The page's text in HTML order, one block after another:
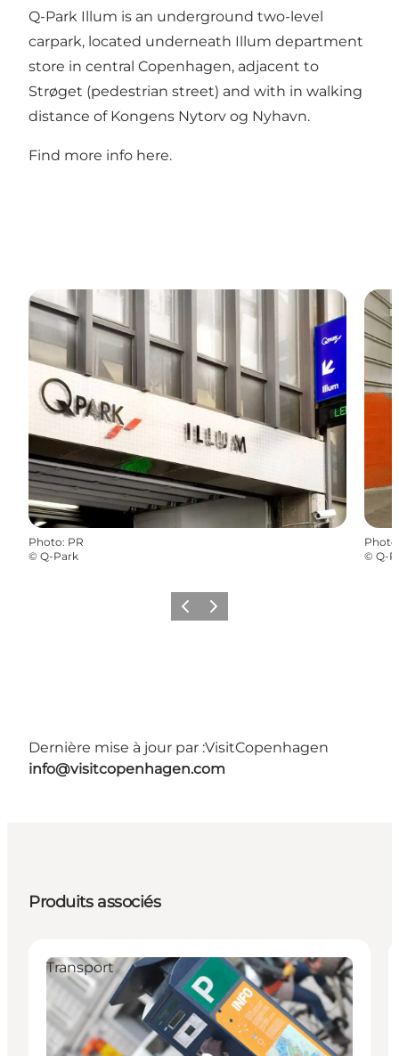
Q-Park Illum is an underground two-level
carpark, located underneath Illum department
store in central Copenhagen, adjacent to
Strøget (pedestrian street) and with in walking
distance of Kongens Nytorv og Nyhavn.
Find more info here.
Photo: PR
© Q-Park
Photo
© Q-
PrécédentSuivant
Dernière mise à jour par :VisitCopenhagen
info@visitcopenhagen.com
Produits associés
Transport